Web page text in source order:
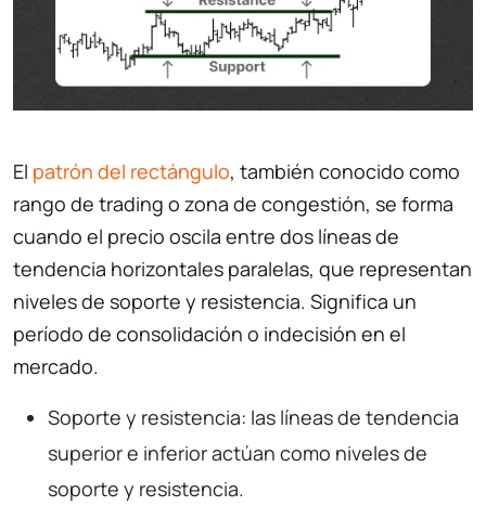
El patrón del rectángulo, también conocido como
rango de trading o zona de congestión, se forma
cuando el precio oscila entre dos líneas de
tendencia horizontales paralelas, que representan
niveles de soporte y resistencia. Significa un
período de consolidación o indecisión en el
mercado.
Soporte y resistencia: las líneas de tendencia
superior e inferior actúan como niveles de
soporte y resistencia.